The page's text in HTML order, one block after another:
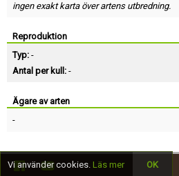
ingen exakt karta över artens utbredning.
Reproduktion
Typ: -
Antal per kull: -
Ägare av arten
-
Vi använder cookies. Läs mer OK